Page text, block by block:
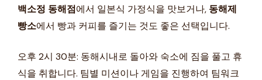
백소정 동해점에서 일본식 가정식을 맛보거나, 동해제
빵소에서 빵과 커피를 즐기는 것도 좋은 선택입니다.
오후 2시 30분: 동해시내로 돌아와 숙소에 짐을 풀고 휴
식을 취합니다. 팀별 미션이나 게임을 진행하여 팀워크